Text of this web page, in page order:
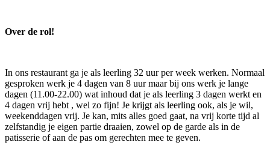
Over de rol!
In ons restaurant ga je als leerling 32 uur per week werken. Normaal
gesproken werk je 4 dagen van 8 uur maar bij ons werk je lange
dagen (11.00-22.00) wat inhoud dat je als leerling 3 dagen werkt en
4 dagen vrij hebt , wel zo fijn! Je krijgt als leerling ook, als je wil,
weekenddagen vrij. Je kan, mits alles goed gaat, na vrij korte tijd al
zelfstandig je eigen partie draaien, zowel op de garde als in de
patisserie of aan de pas om gerechten mee te geven.